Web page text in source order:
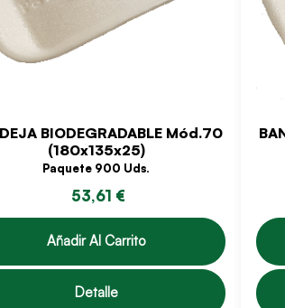
BIODEGRADABLE Mód.70
(180x135x25)
Paquete 900 Uds.
53,61 €
Añadir Al Carrito
Detalle